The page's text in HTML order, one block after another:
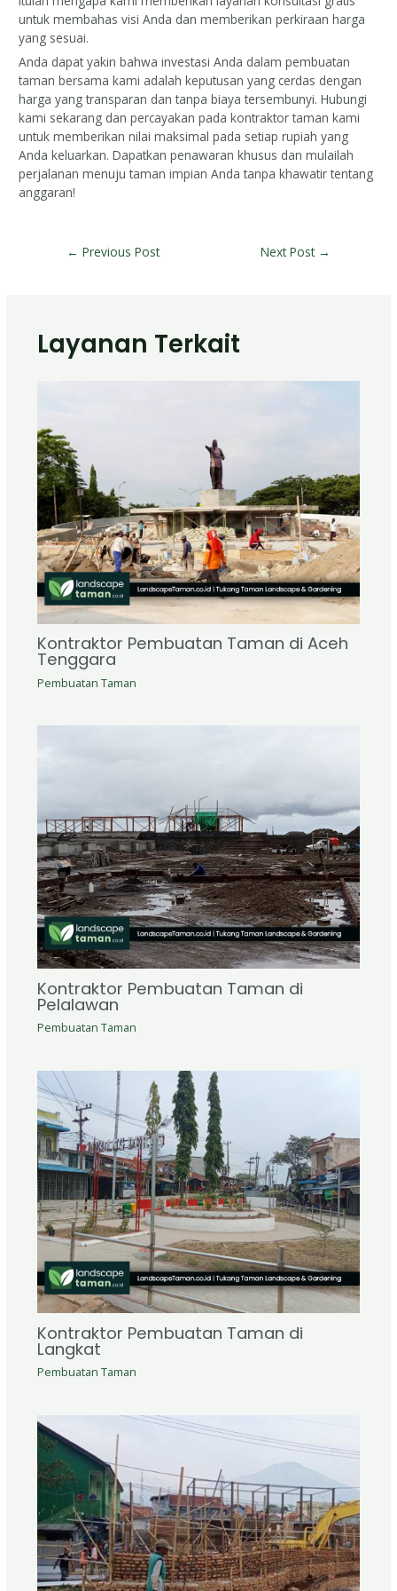
untuk membahas visi Anda dan memberikan perkiraan harga
yang sesuai.
Anda dapat yakin bahwa investasi Anda dalam pembuatan
taman bersama kami adalah keputusan yang cerdas dengan
harga yang transparan dan tanpa biaya tersembunyi. Hubungi
kami sekarang dan percayakan pada kontraktor taman kami
untuk memberikan nilai maksimal pada setiap rupiah yang
Anda keluarkan. Dapatkan penawaran khusus dan mulailah
perjalanan menuju taman impian Anda tanpa khawatir tentang
anggaran!
← Previous Post Next Post →
Layanan Terkait
Kontraktor Pembuatan Taman di Aceh
Tenggara
Pembuatan Taman
Kontraktor Pembuatan Taman di
Pelalawan
Pembuatan Taman
Kontraktor Pembuatan Taman di
Langkat
Pembuatan Taman